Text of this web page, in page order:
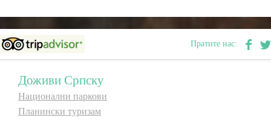
Пратите нас:
Доживи Српску
Национални паркови
Планински туризам